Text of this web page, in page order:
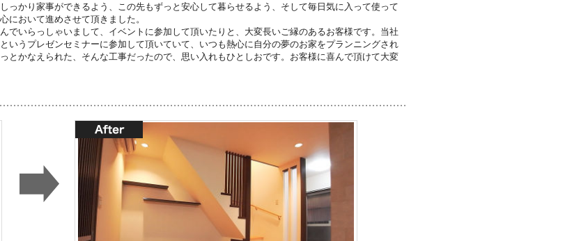
っかり家事ができるよう、この先もずっと安心して暮らせるよう、そして毎日気に入って使って
において進めさせて頂きました。
でいらっしゃいまして、イベントに参加して頂いたりと、大変長いご縁のあるお客様です。当社
いうプレゼンセミナーに参加して頂いていて、いつも熱心に自分の夢のお家をプランニングされ
とかなえられた、そんな工事だったので、思い入れもひとしおです。お客様に喜んで頂けて大変